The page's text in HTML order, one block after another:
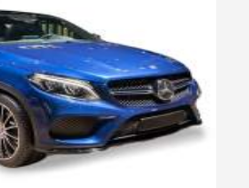
newsletter : 5€ de réduction
sous 24 h en France Métropolitaine
métropolitaine pour 250€ d'achats
4x sans frais dès 30€ d'achats